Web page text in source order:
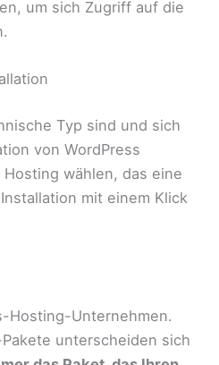
um sich Zugriff auf die
Typ sind und sich
von WordPress
wählen, das eine
mit einem Klick
Hosting-Unternehmen.
unterscheiden sich